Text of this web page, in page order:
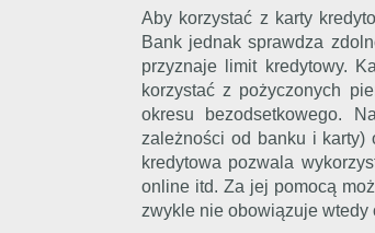
Aby korzystać z karty
Bank jednak sprawdza
przyznaje limit kredytowy.
korzystać z pożyczonych
okresu bezodsetkowego.
zależności od banku i karty)
kredytowa pozwala
online itd. Za jej pomocą
zwykle nie obowiązuje wtedy